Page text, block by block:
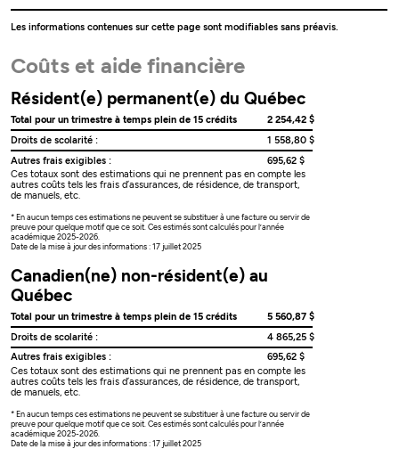
Les informations contenues sur cette page sont modifiables sans préavis.
Coûts et aide financière
Résident(e) permanent(e) du Québec
Total pour un trimestre à temps plein de 15 crédits
2 254,42 $
Droits de scolarité :
1 558,80 $
Autres frais exigibles :
695,62 $
Ces totaux sont des estimations qui ne prennent pas en compte les
autres coûts tels les frais d’assurances, de résidence, de transport,
de manuels, etc.
* En aucun temps ces estimations ne peuvent se substituer à une facture ou servir de
preuve pour quelque motif que ce soit. Ces estimés sont calculés pour l’année
académique 2025-2026.
Date de la mise à jour des informations : 17 juillet 2025
Canadien(ne) non-résident(e) au
Québec
Total pour un trimestre à temps plein de 15 crédits
5 560,87 $
Droits de scolarité :
4 865,25 $
Autres frais exigibles :
695,62 $
Ces totaux sont des estimations qui ne prennent pas en compte les
autres coûts tels les frais d’assurances, de résidence, de transport,
de manuels, etc.
* En aucun temps ces estimations ne peuvent se substituer à une facture ou servir de
preuve pour quelque motif que ce soit. Ces estimés sont calculés pour l’année
académique 2025-2026.
Date de la mise à jour des informations : 17 juillet 2025